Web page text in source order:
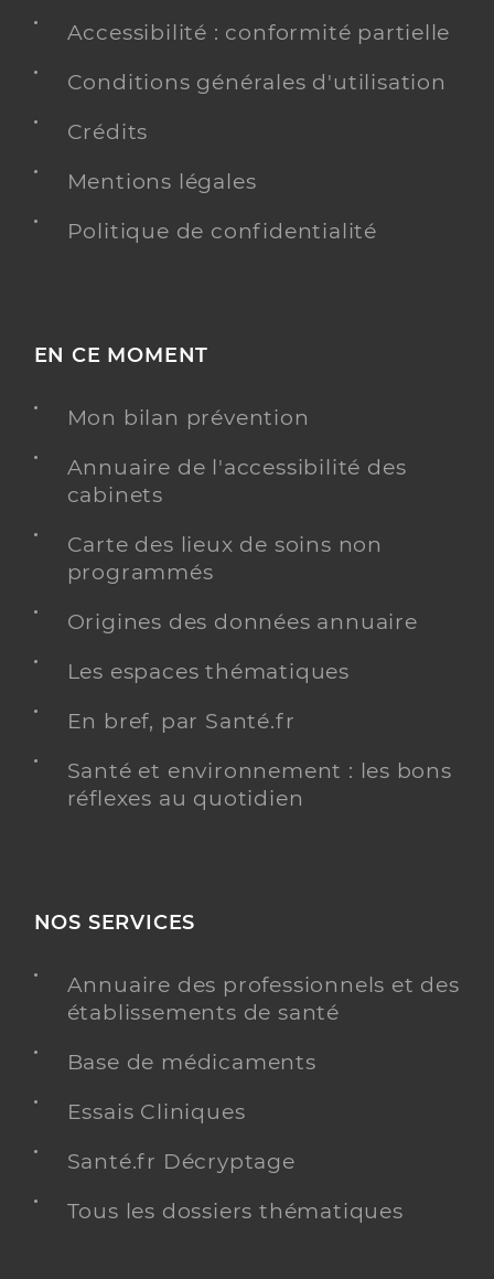
Accessibilité : conformité partielle
Conditions générales d'utilisation
Crédits
Mentions légales
Politique de confidentialité
EN CE MOMENT
Mon bilan prévention
Annuaire de l'accessibilité des
cabinets
Carte des lieux de soins non
programmés
Origines des données annuaire
Les espaces thématiques
En bref, par Santé.fr
Santé et environnement : les bons
réflexes au quotidien
NOS SERVICES
Annuaire des professionnels et des
établissements de santé
Base de médicaments
Essais Cliniques
Santé.fr Décryptage
Tous les dossiers thématiques